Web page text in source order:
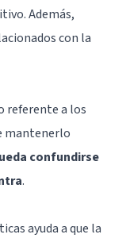
Además,
con la
referente a los
mantenerlo
confundirse
.
ayuda a que la